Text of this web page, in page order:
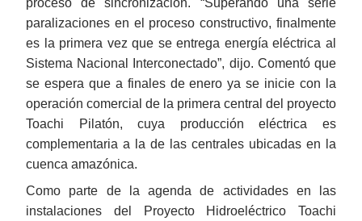
proceso de sincronización. “Superando una serie
paralizaciones en el proceso constructivo, finalmente
es la primera vez que se entrega energía eléctrica al
Sistema Nacional Interconectado”, dijo. Comentó que
se espera que a finales de enero ya se inicie con la
operación comercial de la primera central del proyecto
Toachi Pilatón, cuya producción eléctrica es
complementaria a la de las centrales ubicadas en la
cuenca amazónica.
Como parte de la agenda de actividades en las
instalaciones del Proyecto Hidroeléctrico Toachi